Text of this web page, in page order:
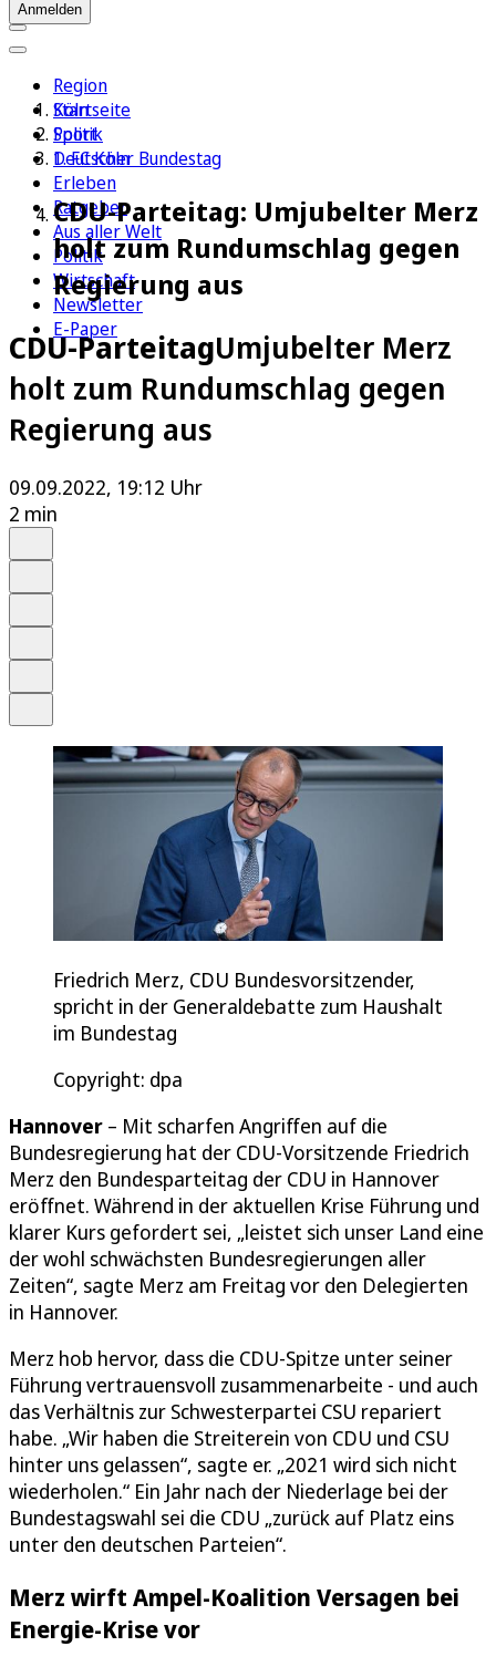
Anmelden
Region
Köln
Sport
1. FC Köln
Erleben
Ratgeber
Aus aller Welt
Politik
Wirtschaft
Newsletter
E-Paper
Startseite
Politik
Deutscher Bundestag
CDU-Parteitag: Umjubelter Merz
holt zum Rundumschlag gegen
Regierung aus
CDU-ParteitagUmjubelter Merz
holt zum Rundumschlag gegen
Regierung aus
09.09.2022, 19:12 Uhr
2 min
Friedrich Merz, CDU Bundesvorsitzender,
spricht in der Generaldebatte zum Haushalt
im Bundestag
Copyright: dpa
Hannover – Mit scharfen Angriffen auf die
Bundesregierung hat der CDU-Vorsitzende Friedrich
Merz den Bundesparteitag der CDU in Hannover
eröffnet. Während in der aktuellen Krise Führung und
klarer Kurs gefordert sei, „leistet sich unser Land eine
der wohl schwächsten Bundesregierungen aller
Zeiten“, sagte Merz am Freitag vor den Delegierten
in Hannover.
Merz hob hervor, dass die CDU-Spitze unter seiner
Führung vertrauensvoll zusammenarbeite - und auch
das Verhältnis zur Schwesterpartei CSU repariert
habe. „Wir haben die Streiterein von CDU und CSU
hinter uns gelassen“, sagte er. „2021 wird sich nicht
wiederholen.“ Ein Jahr nach der Niederlage bei der
Bundestagswahl sei die CDU „zurück auf Platz eins
unter den deutschen Parteien“.
Merz wirft Ampel-Koalition Versagen bei
Energie-Krise vor